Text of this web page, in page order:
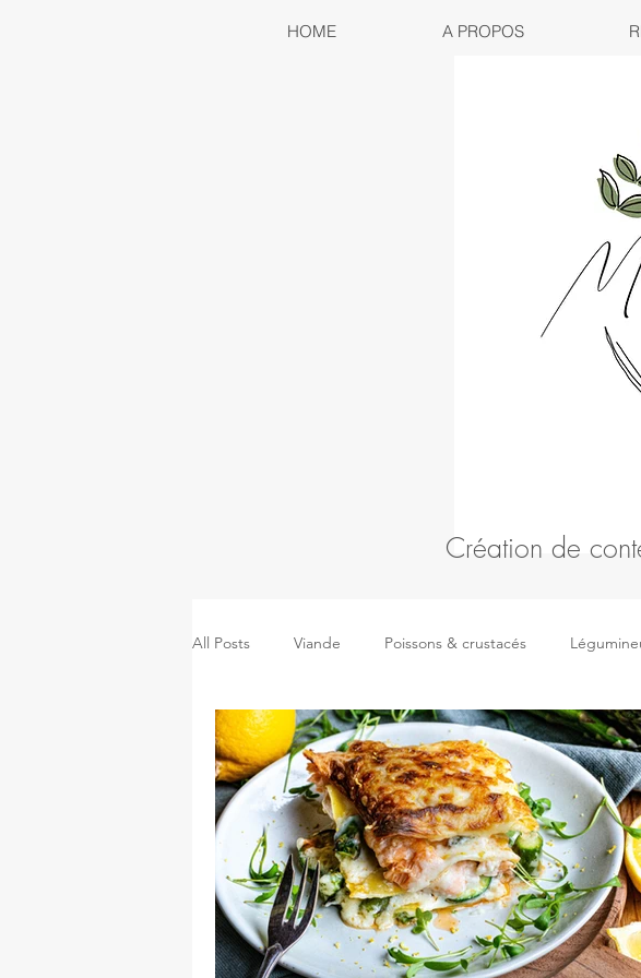
Création de
HOME A PROPOS
All Posts Viande Poissons & crustacés
Pâtes, riz & céréales Kidsmeal Boissons
Pizza, sandwich & pâtes salées Pain, tresse & brioche